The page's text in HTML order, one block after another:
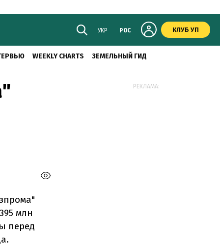
УКР РОС КЛУБ УП
WEEKLY CHARTS ЗЕМЕЛЬНЫЙ ГИД
млн
перед
РЕКЛАМА: